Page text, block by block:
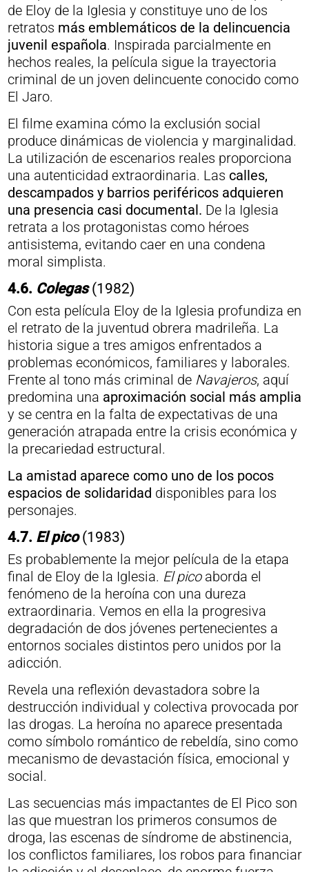
de Eloy de la Iglesia y constituye uno de los
retratos más emblemáticos de la delincuencia
juvenil española. Inspirada parcialmente en
hechos reales, la película sigue la trayectoria
criminal de un joven delincuente conocido como
El Jaro.
El filme examina cómo la exclusión social
produce dinámicas de violencia y marginalidad.
La utilización de escenarios reales proporciona
una autenticidad extraordinaria. Las calles,
descampados y barrios periféricos adquieren
una presencia casi documental. De la Iglesia
retrata a los protagonistas como héroes
antisistema, evitando caer en una condena
moral simplista.
4.6. Colegas(1982)
Con esta película Eloy de la Iglesia profundiza en
el retrato de la juventud obrera madrileña. La
historia sigue a tres amigos enfrentados a
problemas económicos, familiares y laborales.
Frente al tono más criminal de Navajeros, aquí
predomina una aproximación social más amplia
y se centra en la falta de expectativas de una
generación atrapada entre la crisis económica y
la precariedad estructural.
La amistad aparece como uno de los pocos
espacios de solidaridad disponibles para los
personajes.
4.7. El pico (1983)
Es probablemente la mejor película de la etapa
final de Eloy de la Iglesia. El picoaborda el
fenómeno de la heroína con una dureza
extraordinaria. Vemos en ella la progresiva
degradación de dos jóvenes pertenecientes a
entornos sociales distintos pero unidos por la
adicción.
Revela una reflexión devastadora sobre la
destrucción individual y colectiva provocada por
las drogas. La heroína no aparece presentada
como símbolo romántico de rebeldía, sino como
mecanismo de devastación física, emocional y
social.
Las secuencias más impactantes de El Pico son
las que muestran los primeros consumos de
droga, las escenas de síndrome de abstinencia,
los conflictos familiares, los robos para financiar